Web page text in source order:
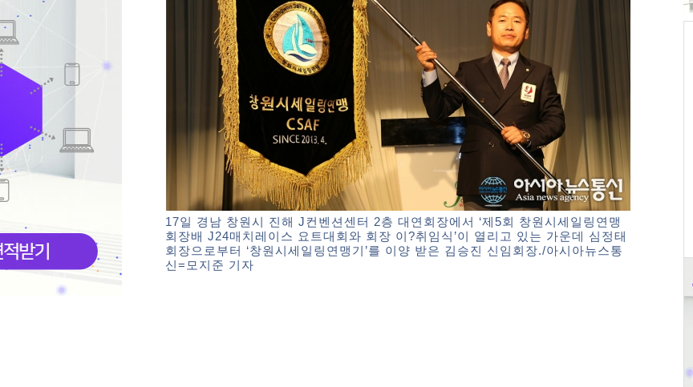
17일 경남 창원시 진해 J컨벤션센터 2층 대연회장에서 ‘제5회 창원시세일링연맹
회장배 J24매치레이스 요트대회와 회장 이?취임식’이 열리고 있는 가운데 심정태
회장으로부터 ‘창원시세일링연맹기’를 이양 받은 김승진 신임회장./아시아뉴스통
신=모지준 기자